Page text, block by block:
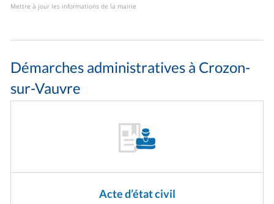
Mettre à jour les informations de la mairie
Démarches administratives à Crozon-
sur-Vauvre
Acte d’état civil